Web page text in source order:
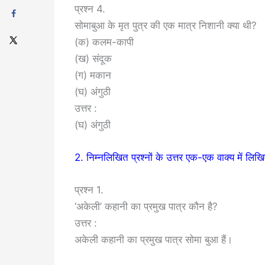
प्रश्न 4.
सोमाबुआ के मृत पुत्र की एक मात्र निशानी क्या थी?
(क) कलम-कापी
(ख) संदूक
(ग) मकान
(घ) अंगुठी
उत्तर :
(घ) अंगुठी
2. निम्नलिखित प्रश्नों के उत्तर एक-एक वाक्य में
प्रश्न 1.
‘अकेली’ कहानी का प्रमुख पात्र कौन है?
उत्तर :
अकेली कहानी का प्रमुख पात्र सोमा बुआ हैं।